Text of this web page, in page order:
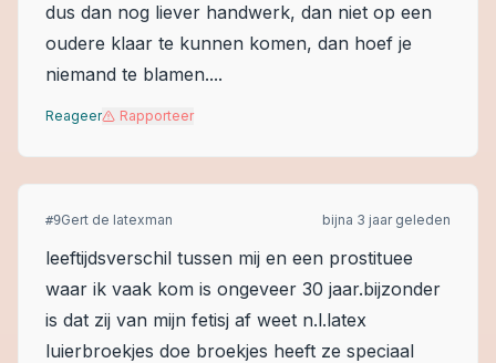
dus dan nog liever handwerk, dan niet op een
oudere klaar te kunnen komen, dan hoef je
niemand te blamen....
Reageer Rapporteer
#9Gert de latexman bijna 3 jaar geleden
leeftijdsverschil tussen mij en een prostituee
waar ik vaak kom is ongeveer 30 jaar.bijzonder
is dat zij van mijn fetisj af weet n.l.latex
luierbroekjes doe broekjes heeft ze speciaal